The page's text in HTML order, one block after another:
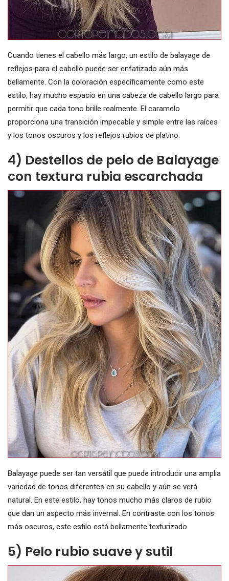
Cuando tienes el cabello más largo, un estilo de balayage de
reflejos para el cabello puede ser enfatizado aún más
bellamente. Con la coloración específicamente como este
estilo, hay mucho espacio en una cabeza de cabello largo para
permitir que cada tono brille realmente. El caramelo
proporciona una transición impecable y simple entre las raíces
y los tonos oscuros y los reflejos rubios de platino.
4) Destellos de pelo de Balayage
con textura rubia escarchada
Balayage puede ser tan versátil que puede introducir una amplia
variedad de tonos diferentes en su cabello y aún se verá
natural. En este estilo, hay tonos mucho más claros de rubio
que dan un aspecto más invernal. En contraste con los tonos
más oscuros, este estilo está bellamente texturizado.
5) Pelo rubio suave y sutil